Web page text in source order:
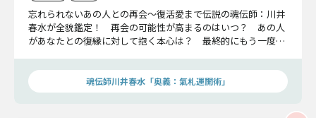
忘れられないあの人との再会〜復活愛まで伝説の魂伝師：川井
春水が全貌鑑定！ 再会の可能性が高まるのはいつ？ あの人
があなたとの復縁に対して抱く本心は？ 最終的にもう一度あ
お話ししましょう。
魂伝師川井春水「奥義：氣札運開術」